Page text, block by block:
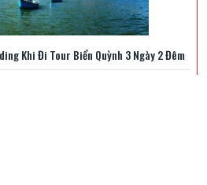
Khi Đi Tour Biển Quỳnh 3 Ngày 2 Đêm